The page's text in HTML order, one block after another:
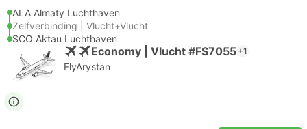
ALA Almaty Luchthaven
Zelfverbinding | Vlucht+Vlucht
SCO Aktau Luchthaven
Economy | Vlucht #FS7055 +1
FlyArystan